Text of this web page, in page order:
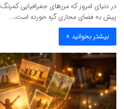
در دنیای امروز که مرزهای جغرافیایی
پیش به فضای مجازی گره خورده است،…
بیشتر بخوانید »